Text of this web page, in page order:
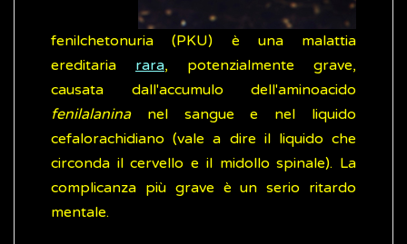
fenilchetonuria (PKU) è una malattia
ereditaria rara, potenzialmente grave,
causata dall'accumulo dell'aminoacido
fenilalaninanel sangue e nel liquido
cefalorachidiano (vale a dire il liquido che
circonda il cervello e il midollo spinale). La
complicanza più grave è un serio ritardo
mentale.